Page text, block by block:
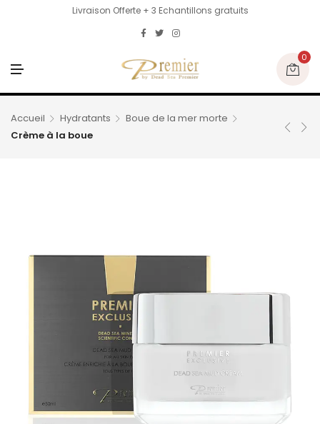
Livraison Offerte + 3 Echantillons gratuits
N
U
0
Accueil Hydratants
Boue de la mer morte
Crème à la boue